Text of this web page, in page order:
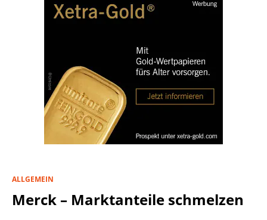
ALLGEMEIN
Merck – Marktanteile schmelzen